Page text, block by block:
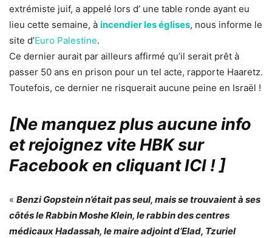
extrémiste juif, a appelé lors d’ une table ronde ayant eu
lieu cette semaine, à incendier les églises, nous informe le
site d’Euro Palestine.
Ce dernier aurait par ailleurs affirmé qu’il serait prêt à
passer 50 ans en prison pour un tel acte, rapporte Haaretz.
Toutefois, ce dernier ne risquerait aucune peine en Israël !
[Ne manquez plus aucune info
et rejoignez vite HBK sur
Facebook en cliquant ICI !]
« Benzi Gopstein n’était pas seul, mais se trouvaient à ses
côtés le Rabbin Moshe Klein, le rabbin des centres
médicaux Hadassah, le maire adjoint d’Elad, Tzuriel